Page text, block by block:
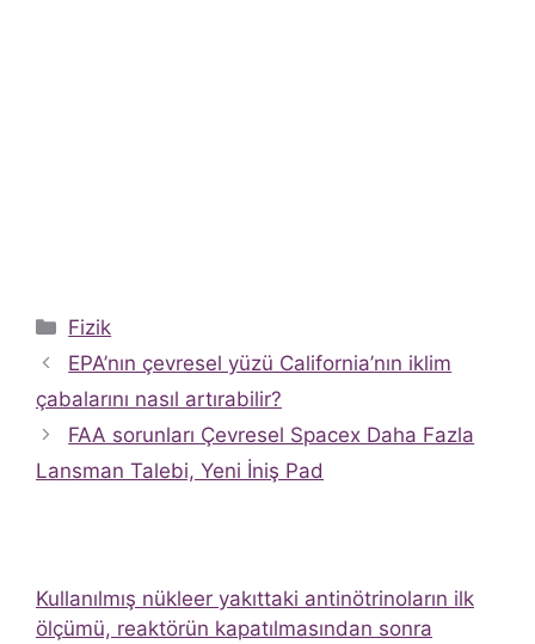
Kategoriler
Fizik
EPA’nın çevresel yüzü California’nın iklim
çabalarını nasıl artırabilir?
FAA sorunları Çevresel Spacex Daha Fazla
Lansman Talebi, Yeni İniş Pad
Kullanılmış nükleer yakıttaki antinötrinoların ilk
ölçümü, reaktörün kapatılmasından sonra